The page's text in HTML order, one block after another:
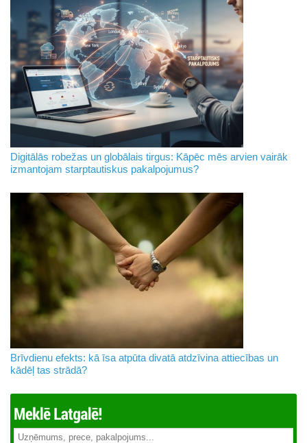
Digitālās robežas un globālais tirgus: Kāpēc mēs arvien vairāk
izmantojam starptautiskus pakalpojumus?
Brīvdienu efekts: kā īsa atpūta divatā atdzīvina attiecības un
kādēļ tas strādā?